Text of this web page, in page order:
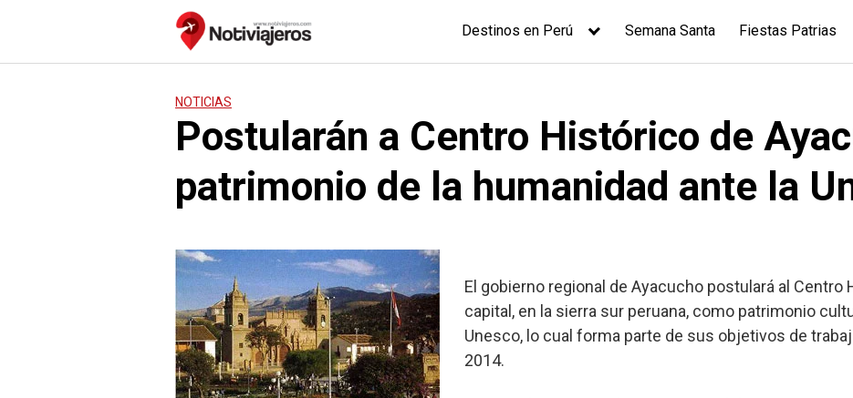
Destinos en Perú Semana Santa Fiestas Patrias
NOTICIAS
Postularán a Centro Histórico de
patrimonio de la humanidad ante la
El gobierno regional de Ayacucho postulará al Centro
capital, en la sierra sur peruana, como patrimonio
Unesco, lo cual forma parte de sus objetivos de
2014.